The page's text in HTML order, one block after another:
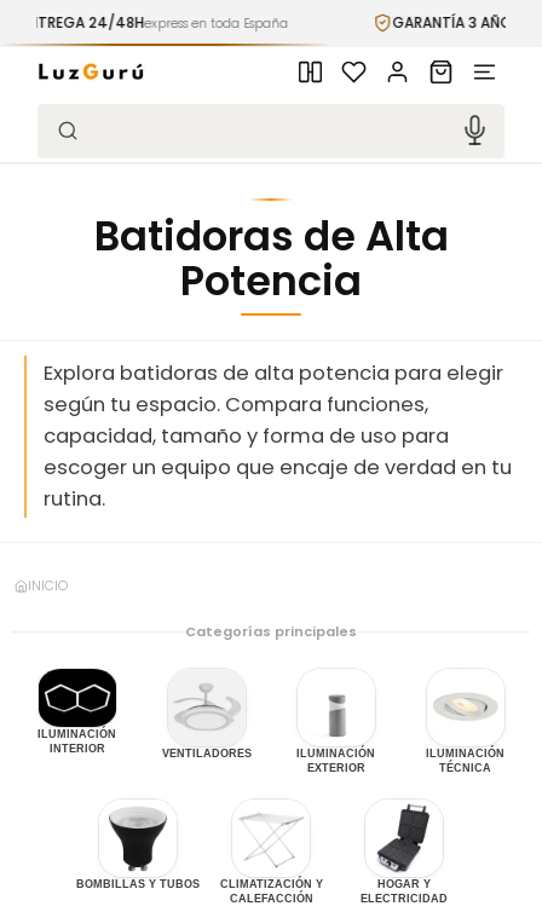
directamente
al contenido
24/48Hexpress en toda España GARANTÍA 3 AÑOS
Búsqueda
Iniciar
sesión
Carrito
Batidoras de Alta
Potencia
Explora batidoras de alta potencia para elegir
según tu espacio. Compara funciones,
capacidad, tamaño y forma de uso para
escoger un equipo que encaje de verdad en tu
rutina.
INICIO
Categorías principales
ILUMINACIÓN
INTERIOR
VENTILADORES
ILUMINACIÓN
EXTERIOR
ILUMINACIÓN
TÉCNICA
BOMBILLAS Y TUBOS
CLIMATIZACIÓN Y
CALEFACCIÓN
HOGAR Y
ELECTRICIDAD